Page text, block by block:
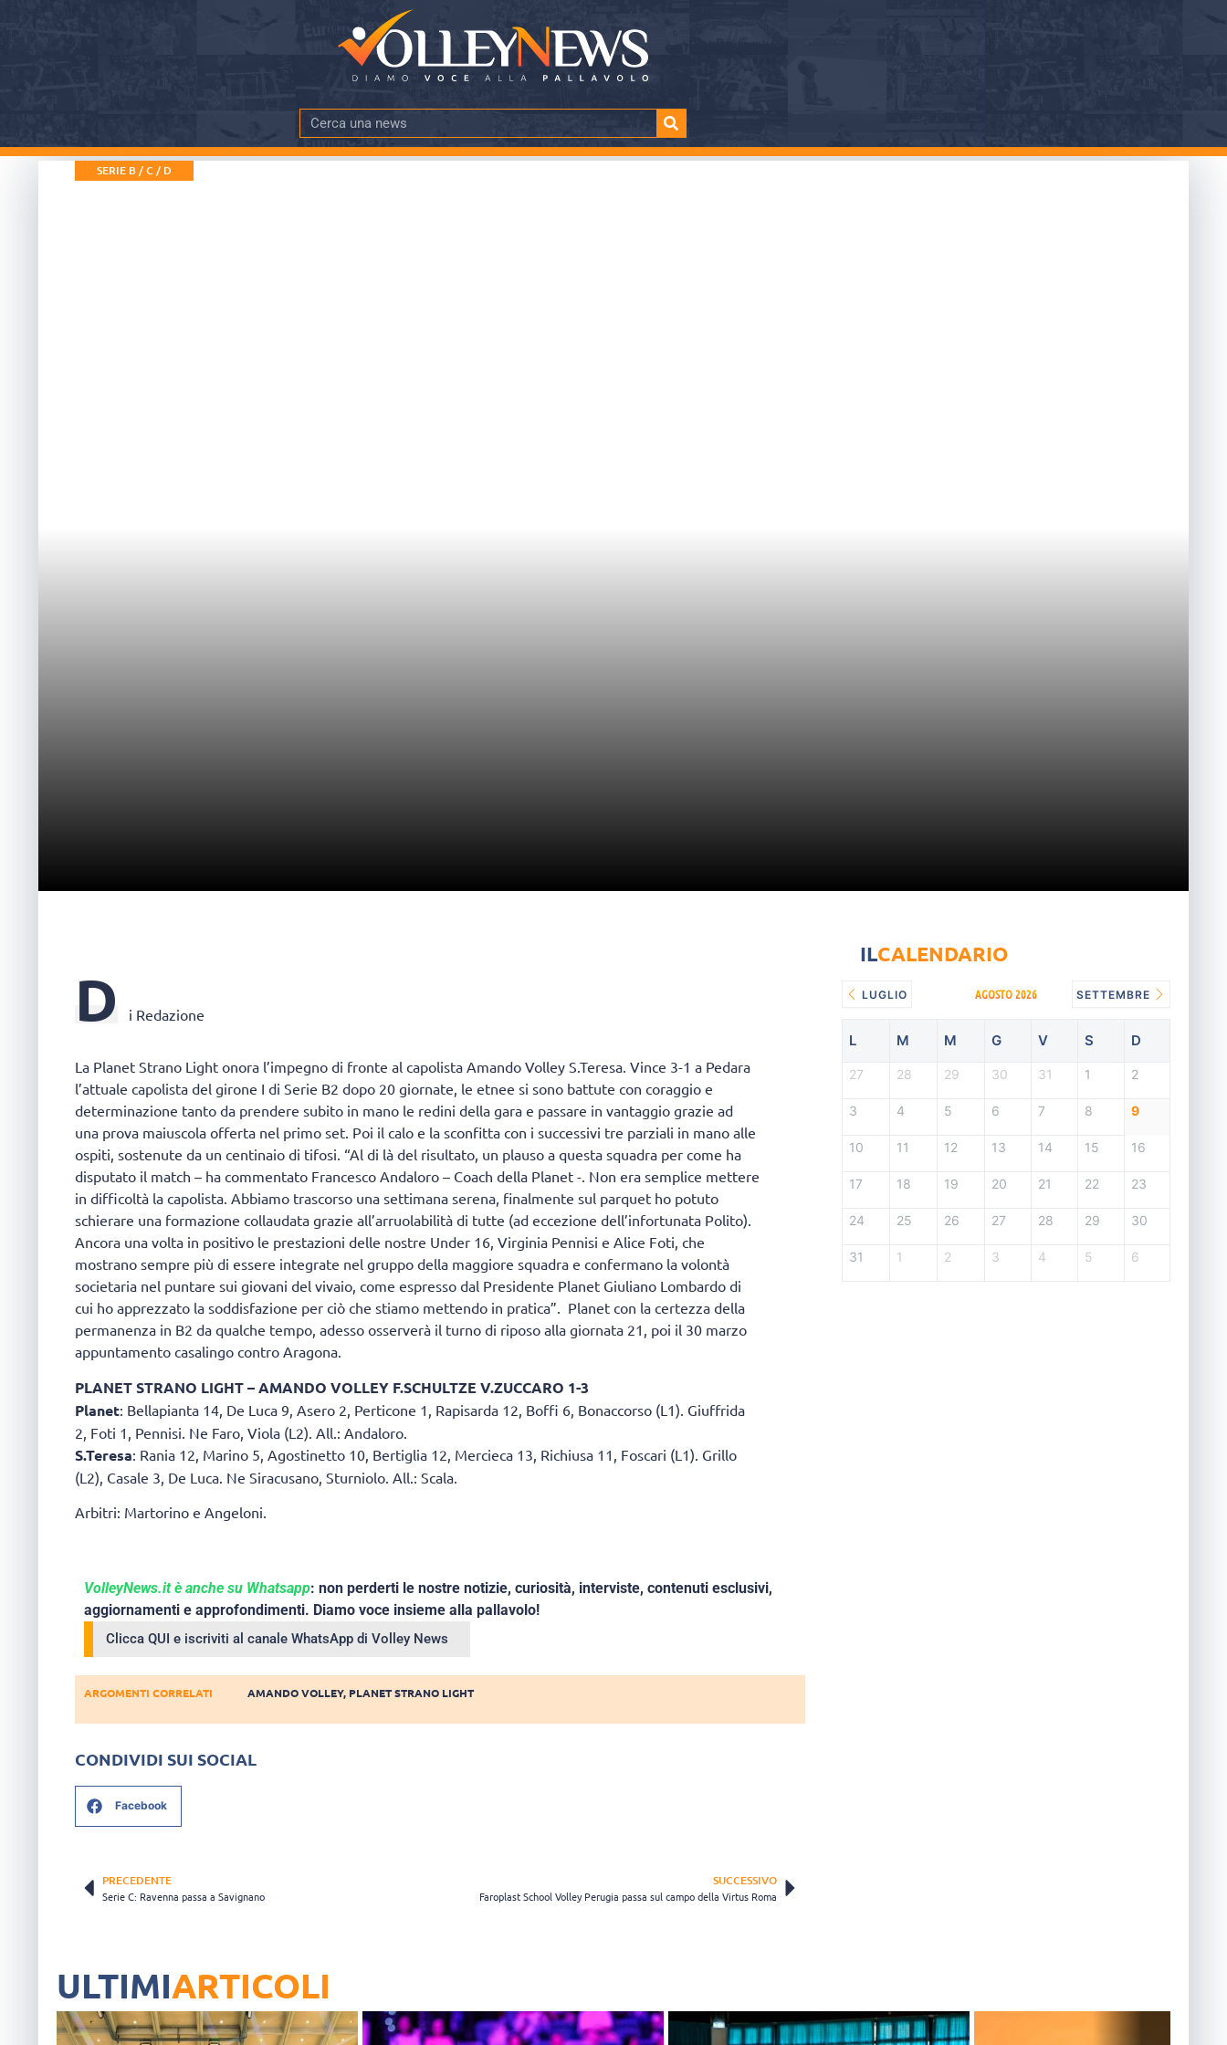
SERIE B / C / D
D i Redazione
La Planet Strano Light onora l’impegno di fronte al capolista Amando Volley S.Teresa. Vince 3-1 a Pedara
l’attuale capolista del girone I di Serie B2 dopo 20 giornate, le etnee si sono battute con coraggio e
determinazione tanto da prendere subito in mano le redini della gara e passare in vantaggio grazie ad
una prova maiuscola offerta nel primo set. Poi il calo e la sconfitta con i successivi tre parziali in mano alle
ospiti, sostenute da un centinaio di tifosi. “Al di là del risultato, un plauso a questa squadra per come ha
disputato il match – ha commentato Francesco Andaloro – Coach della Planet -. Non era semplice mettere
in difficoltà la capolista. Abbiamo trascorso una settimana serena, finalmente sul parquet ho potuto
schierare una formazione collaudata grazie all’arruolabilità di tutte (ad eccezione dell’infortunata Polito).
Ancora una volta in positivo le prestazioni delle nostre Under 16, Virginia Pennisi e Alice Foti, che
mostrano sempre più di essere integrate nel gruppo della maggiore squadra e confermano la volontà
societaria nel puntare sui giovani del vivaio, come espresso dal Presidente Planet Giuliano Lombardo di
cui ho apprezzato la soddisfazione per ciò che stiamo mettendo in pratica”. Planet con la certezza della
permanenza in B2 da qualche tempo, adesso osserverà il turno di riposo alla giornata 21, poi il 30 marzo
appuntamento casalingo contro Aragona.
PLANET STRANO LIGHT – AMANDO VOLLEY F.SCHULTZE V.ZUCCARO 1-3
Planet: Bellapianta 14, De Luca 9, Asero 2, Perticone 1, Rapisarda 12, Boffi 6, Bonaccorso (L1). Giuffrida
2, Foti 1, Pennisi. Ne Faro, Viola (L2). All.: Andaloro.
S.Teresa: Rania 12, Marino 5, Agostinetto 10, Bertiglia 12, Mercieca 13, Richiusa 11, Foscari (L1). Grillo
(L2), Casale 3, De Luca. Ne Siracusano, Sturniolo. All.: Scala.
Arbitri: Martorino e Angeloni.
VolleyNews.it è anche su Whatsapp: non perderti le nostre notizie, curiosità, interviste, contenuti esclusivi,
aggiornamenti e approfondimenti. Diamo voce insieme alla pallavolo!
Clicca QUI e iscriviti al canale WhatsApp di Volley News
ARGOMENTI CORRELATI AMANDO VOLLEY, PLANET STRANO LIGHT
CONDIVIDI SUI SOCIAL
Facebook
PRECEDENTE
Serie C: Ravenna passa a Savignano
SUCCESSIVO
Faroplast School Volley Perugia passa sul campo della Virtus Roma
ILCALENDARIO
LUGLIO AGOSTO 2026 SETTEMBRE
L M M G V S D
27 28 29 30 31 1 2
3 4 5 6 7 8 9
10 11 12 13 14 15 16
17 18 19 20 21 22 23
24 25 26 27 28 29 30
31 1 2 3 4 5 6
ULTIMIARTICOLI